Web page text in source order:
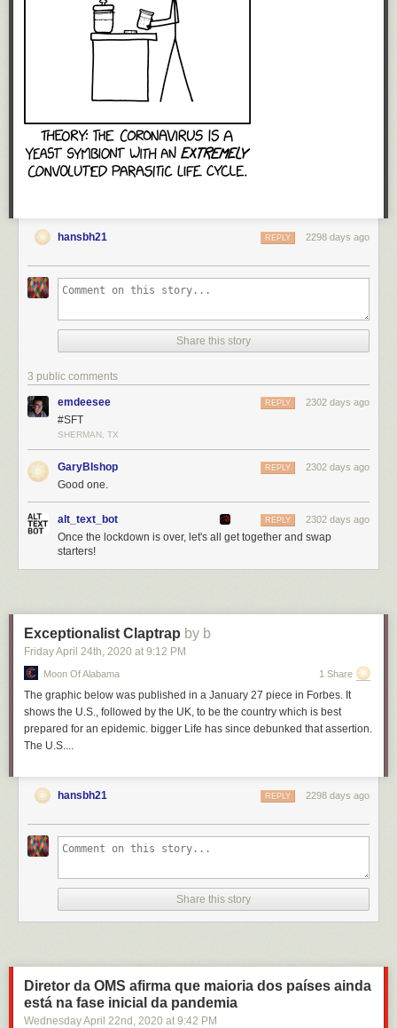
hansbh21 2298 days ago
REPLY
Share this story
3 public comments
emdeesee 2302 days ago
REPLY
#SFT
SHERMAN, TX
GaryBIshop 2302 days ago
REPLY
Good one.
alt_text_bot 2302 days ago
REPLY
Once the lockdown is over, let's all get together and swap
starters!
Exceptionalist Claptrap by b
Friday April 24th, 2020 at 9:12 PM
Moon Of Alabama 1 Share
The graphic below was published in a January 27 piece in Forbes. It
shows the U.S., followed by the UK, to be the country which is best
prepared for an epidemic. bigger Life has since debunked that assertion.
The U.S....
hansbh21 2298 days ago
REPLY
Share this story
Diretor da OMS afirma que maioria dos países ainda
está na fase inicial da pandemia
Wednesday April 22nd , 2020 at 9:42 PM